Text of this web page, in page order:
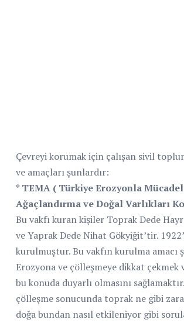
Çevreyi korumak için çalışan sivil
ve amaçları şunlardır:
* TEMA ( Türkiye Erozyonla
Ağaçlandırma ve Doğal Varlıkları
Bu vakfı kuran kişiler Toprak Dede
ve Yaprak Dede Nihat Gökyiğit’tir.
kurulmuştur. Bu vakfın kurulma amacı
Erozyona ve çölleşmeye dikkat çekmek
bu konuda duyarlı olmasını
çölleşme sonucunda toprak ne gibi
doğa bundan nasıl etkileniyor gibi